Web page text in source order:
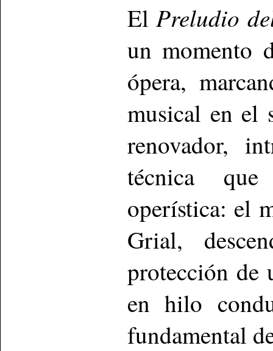
ElPreludio
un momento
ópera,
musical en el
renovador,
técnica
operística: el
Grial,
protección de
en hilo
fundamental